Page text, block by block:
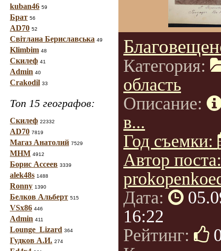
kuban46 59
Брат 56
AD70 52
Світлана Бериславська 49
Klimbim 48
Скилеф 41
Admin 40
Crakodil 33
Топ 15 географов:
Скилеф 22332
AD70 7819
Магаз Анатолий 7529
МНМ 4912
Борис Ассеев 3339
alek48s 1488
Ronny 1390
Белков Альберт 515
VSx86 446
Admin 411
Lounge_Lizard 364
Гудков А.И. 274
Категория:
область
Описание:
в...
Год съемки:
Автор
Дата:
16:22
Рейтинг: